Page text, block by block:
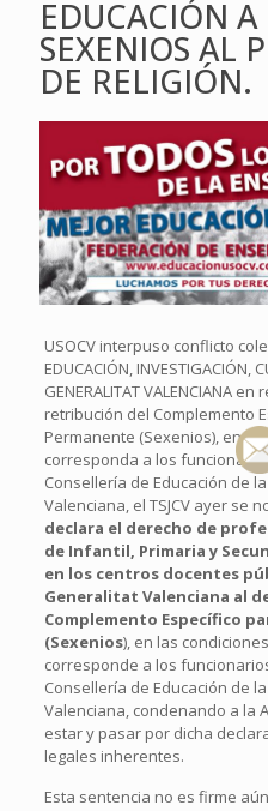
EDUCACIÓN A
SEXENIOS AL
DE RELIGIÓN.
USOCV interpuso conflicto
EDUCACIÓN, INVESTIGACIÓN,
GENERALITAT VALENCIANA
retribución del Complemento
Permanente (Sexenios), en
corresponda a los
Consellería de Educación de
Valenciana, el TSJCV ayer se
declara el derecho de
de Infantil, Primaria y
en los centros docentes
Generalitat Valenciana al
Complemento Específico
(Sexenios), en las
corresponde a los
Consellería de Educación de
Valenciana, condenando a la
estar y pasar por dicha
legales inherentes.
Esta sentencia no es firme